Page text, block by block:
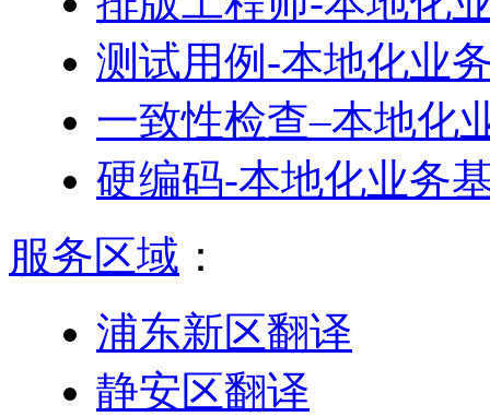
测试用例-本地化业
一致性检查–本地化
硬编码-本地化业务
服务区域 ：
浦东新区翻译
静安区翻译